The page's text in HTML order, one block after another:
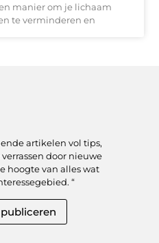
manier om je lichaam
te verminderen en
artikelen vol tips,
door nieuwe
hoogte van alles wat
“